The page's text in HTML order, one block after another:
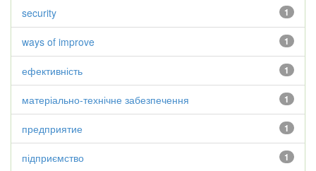
1
security
1
ways of improve
1
ефективність
1
матеріально-технічне забезпечення
1
предприятие
1
підприємство